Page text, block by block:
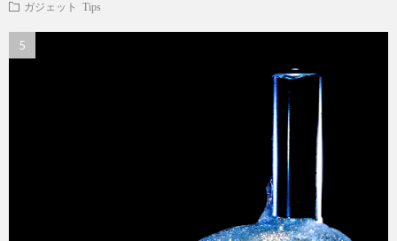
ガジェット Tips